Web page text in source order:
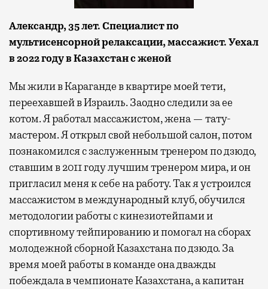
Александр, 35 лет. Специалист по
мультисенсорной релаксации, массажист. Уехал
в 2022 году в Казахстан с женой
Мы жили в Караганде в квартире моей тети,
переехавшей в Израиль. Заодно следили за ее
котом. Я работал массажистом, жена — тату-
мастером. Я открыл свой небольшой салон, потом
познакомился с заслуженным тренером по дзюдо,
ставшим в 2011 году лучшим тренером мира, и он
пригласил меня к себе на работу. Так я устроился
массажистом в международный клуб, обучился
методологии работы с кинезиотейпами и
спортивному тейпированию и помогал на сборах
молодежной сборной Казахстана по дзюдо. За
время моей работы в команде она дважды
побеждала в чемпионате Казахстана, а капитан